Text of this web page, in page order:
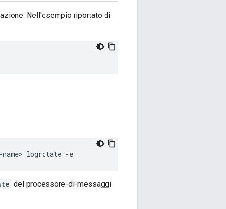
Nell'esempio riportato di
name> logrotate -e
del processore-di-messaggi